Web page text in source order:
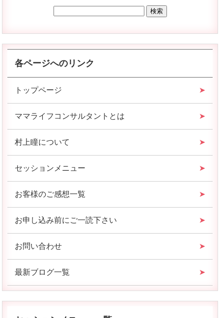
各ページへのリンク
トップページ
ママライフコンサルタントとは
村上瞳について
セッションメニュー
お客様のご感想一覧
お申し込み前にご一読下さい
お問い合わせ
最新ブログ一覧